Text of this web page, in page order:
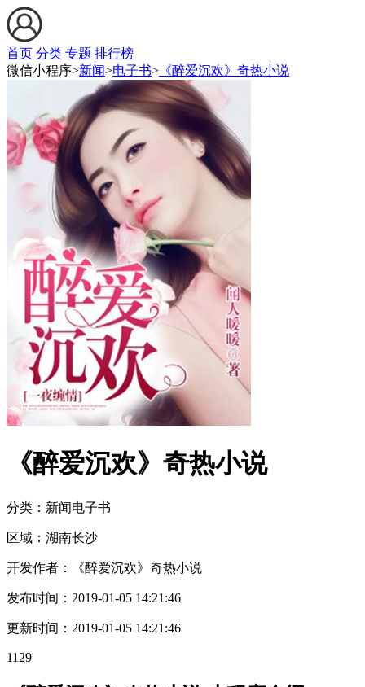
首页 分类 专题 排行榜
微信小程序>新闻>电子书> 《醉爱沉欢》奇热小说
《醉爱沉欢》奇热小说
分类：新闻电子书
区域： 湖南长沙
开发作者： 《醉爱沉欢》奇热小说
发布时间： 2019-01-05 14:21:46
更新时间： 2019-01-05 14:21:46
1129